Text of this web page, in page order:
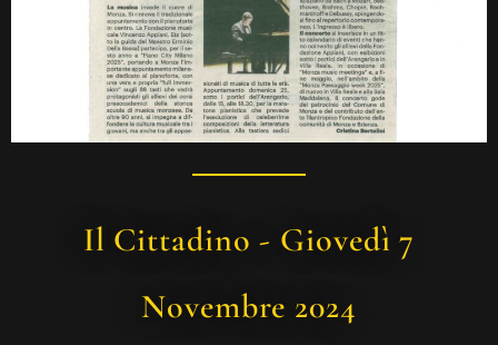
Il Cittadino - Giovedì 7
Novembre 2024